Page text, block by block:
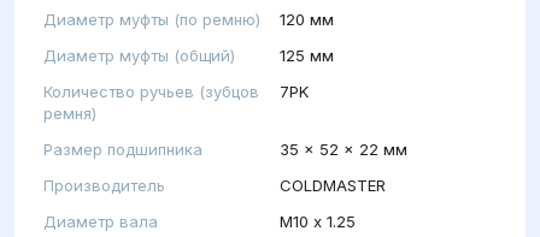
Диаметр муфты (по ремню)
120 мм
Диаметр муфты (общий)
125 мм
Количество ручьев (зубцов
ремня)
7PK
Размер подшипника
35 x 52 x 22 мм
Производитель
COLDMASTER
Диаметр вала
М10 x 1.25